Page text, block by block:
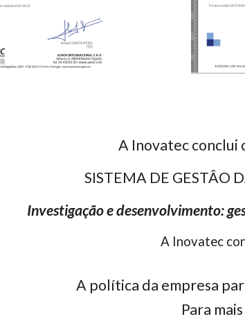
A Inovatecconclui
SISTEMA DE GESTÂO
Investigação e desenvolvimento:
A Inovatec
A política da empresa
Para